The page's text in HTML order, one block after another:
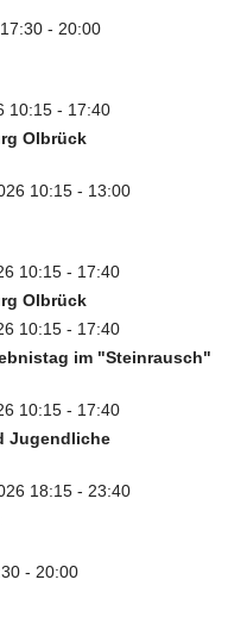
- 20:00
10:15 - 17:40
Olbrück
10:15 - 13:00
10:15 - 17:40
Olbrück
10:15 - 17:40
im "Steinrausch"
10:15 - 17:40
Jugendliche
18:15 - 23:40
- 20:00